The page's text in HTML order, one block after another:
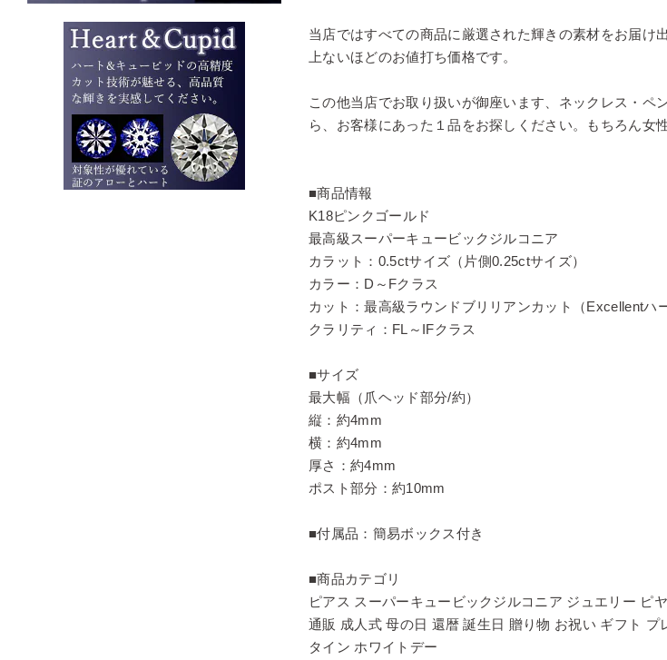
当店ではすべての商品に厳選された輝きの素材をお届け
上ないほどのお値打ち価格です。
この他当店でお取り扱いが御座います、ネックレス・
ら、お客様にあった１品をお探しください。もちろん女
■商品情報
K18ピンクゴールド
最高級スーパーキュービックジルコニア
カラット：0.5ctサイズ（片側0.25ctサイズ）
カラー：D～Fクラス
カット：最高級ラウンドブリリアンカット（Excellentハ
クラリティ：FL～IFクラス
■サイズ
最大幅（爪ヘッド部分/約）
縦：約4mm
横：約4mm
厚さ：約4mm
ポスト部分：約10mm
■付属品：簡易ボックス付き
■商品カテゴリ
ピアス スーパーキュービックジルコニア ジュエリー ピ
通販 成人式 母の日 還暦 誕生日 贈り物 お祝い ギフト
タイン ホワイトデー